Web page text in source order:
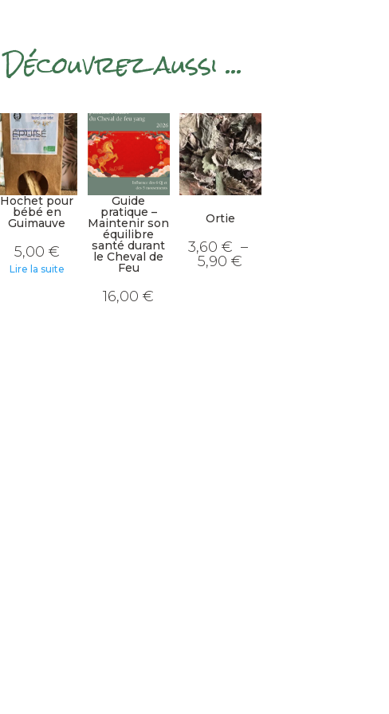
Découvrez aussi ...
ÉPUISÉ
Hochet pour
bébé en
Guimauve
5,00 €
Lire la suite
Guide
pratique –
Maintenir son
équilibre
santé durant
le Cheval de
Feu
16,00€
Ortie
3,60€ –
5,90€